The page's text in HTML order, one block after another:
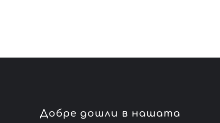
Добре дошли в нашата